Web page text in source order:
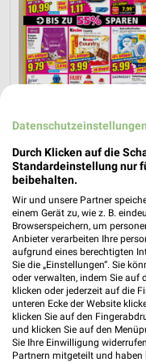
Wochenend Spezial
Noch heute gültig
NORMA
Datenschutzeinstellungen
Durch Klicken auf die
Standardeinstellung nur
beibehalten.
Wir und unsere Partner
einem Gerät zu, wie z. B.
Browserspeichern, um
Anbieter verarbeiten Ihre
aufgrund eines berechtigten
Sie die „Einstellungen“. Sie
oder verwalten, indem Sie auf
klicken oder jederzeit auf die
unteren Ecke der Website
klicken Sie auf den
und klicken Sie auf den
Sie Ihre Einwilligung
Partnern mitgeteilt und haben